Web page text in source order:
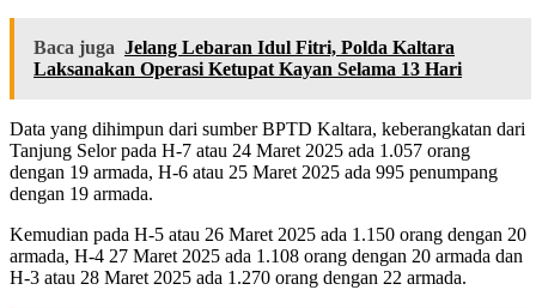
Baca juga Jelang Lebaran Idul Fitri, Polda Kaltara
Laksanakan Operasi Ketupat Kayan Selama 13 Hari
Data yang dihimpun dari sumber BPTD Kaltara, keberangkatan dari
Tanjung Selor pada H-7 atau 24 Maret 2025 ada 1.057 orang
dengan 19 armada, H-6 atau 25 Maret 2025 ada 995 penumpang
dengan 19 armada.
Kemudian pada H-5 atau 26 Maret 2025 ada 1.150 orang dengan 20
armada, H-4 27 Maret 2025 ada 1.108 orang dengan 20 armada dan
H-3 atau 28 Maret 2025 ada 1.270 orang dengan 22 armada.